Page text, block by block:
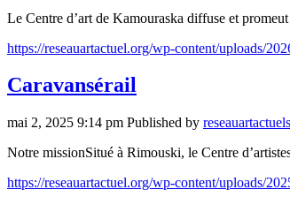
Le Centre d’art de Kamouraska diffuse et
https://reseauartactuel.org/wp-content/uploads/
Caravansérail
mai 2, 2025 9:14 pm Published by reseauartactuels
Notre missionSitué à Rimouski, le Centre
https://reseauartactuel.org/wp-content/uploads/